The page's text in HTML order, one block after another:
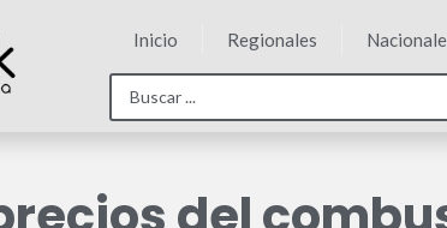
Inicio Regionales